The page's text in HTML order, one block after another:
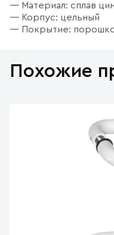
— Материал: сплав
— Корпус: цельный
— Покрытие:
Похожие